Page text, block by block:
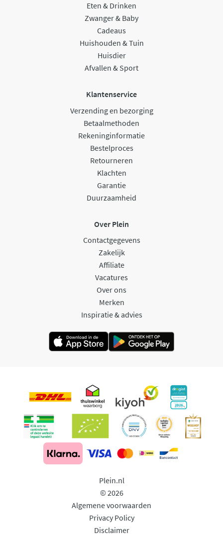
Eten & Drinken
Zwanger & Baby
Cadeaus
Huishouden & Tuin
Huisdier
Afvallen & Sport
Klantenservice
Verzending en bezorging
Betaalmethoden
Rekeninginformatie
Bestelproces
Retourneren
Klachten
Garantie
Duurzaamheid
Over Plein
Contactgegevens
Zakelijk
Affiliate
Vacatures
Over ons
Merken
Inspiratie & advies
Plein.nl
© 2026
Algemene voorwaarden
Privacy Policy
Disclaimer